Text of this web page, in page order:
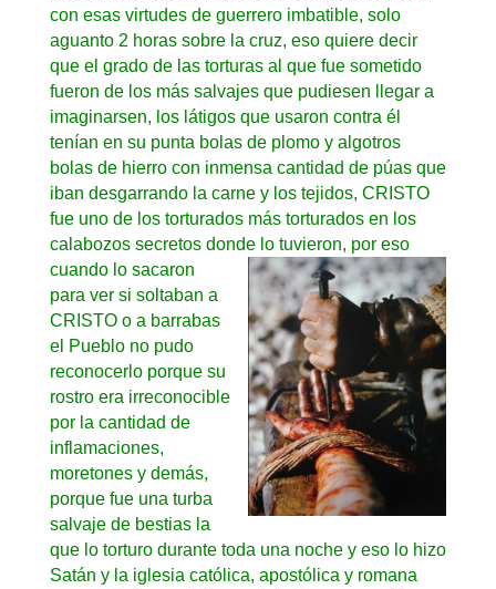
con esas virtudes de guerrero imbatible, solo
aguanto 2 horas sobre la cruz, eso quiere decir
que el grado de las torturas al que fue sometido
fueron de los más salvajes que pudiesen llegar a
imaginarsen, los látigos que usaron contra él
tenían en su punta bolas de plomo y algotros
bolas de hierro con inmensa cantidad de púas que
iban desgarrando la carne y los tejidos, CRISTO
fue uno de los torturados más torturados en los
calabozos secretos donde lo tuvieron, por eso
cuando lo sacaron
para ver si soltaban a
CRISTO o a barrabas
el Pueblo no pudo
reconocerlo porque su
rostro era irreconocible
por la cantidad de
inflamaciones,
moretones y demás,
porque fue una turba
salvaje de bestias la
que lo torturo durante toda una noche y eso lo hizo
Satán y la iglesia católica, apostólica y romana